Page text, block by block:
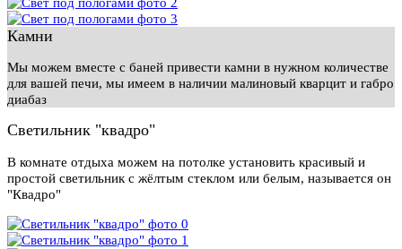
Камни
Мы можем вместе с баней привести камни в нужном количестве
для вашей печи, мы имеем в наличии малиновый кварцит и габро
диабаз
Светильник "квадро"
В комнате отдыха можем на потолке установить красивый и
простой светильник с жёлтым стеклом или белым, называется он
"Квадро"